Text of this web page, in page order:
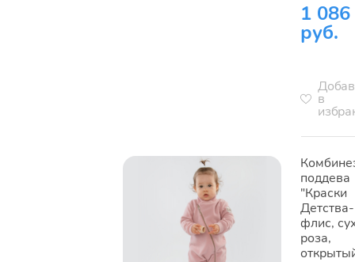
1 086
руб.
в
поддева
"Краски
флис,
роза,